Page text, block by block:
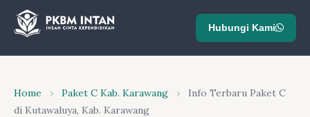
Hubungi Kami
Home › Paket C Kab. Karawang ›
Info Terbaru Paket C
di Kutawaluya, Kab. Karawang